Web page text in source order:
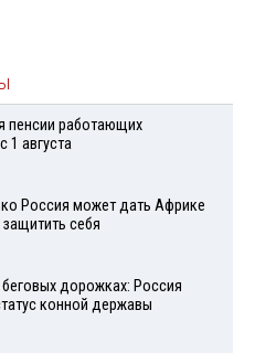
пенсии работающих
1 августа
Россия может дать Африке
себя
беговых дорожках: Россия
конной державы